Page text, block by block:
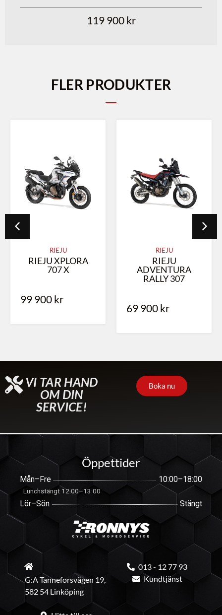
119 900 kr
FLER PRODUKTER
RIEJU
RIEJU XPLORA
707 X
99 900 kr
RIEJU
RIEJU
ADVENTURA
RALLY 307
69 900 kr
VI TAR HAND
OM DIN
SERVICE!
Boka nu
Öppettider
Mån–Fre 10:00–18:00
Lunchstängt 12:00–13:00
Lör–Sön Stängt
G:A Tanneforsvägen 19,
582 54 Linköping
013 - 12 77 93
Kundtjänst